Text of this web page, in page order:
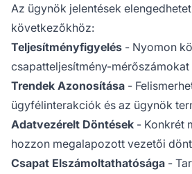
Az ügynök jelentések
következőkhöz:
Teljesítményfigyelés - Nyomon
csapatteljesítmény-
Trendek Azonosítása -
ügyfélinterakciók és az ügynök
Adatvezérelt Döntések - Konkrét
hozzon megalapozott vezetői
Csapat Elszámoltathatósága -